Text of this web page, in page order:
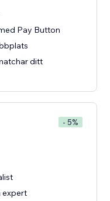
Pay Button
ditt
- 5%
expert